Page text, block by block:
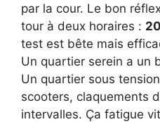
par la cour. Le bon
tour à deux horaires :
test est bête mais
Un quartier serein a un
Un quartier sous
scooters, claquements
intervalles. Ça fatigue